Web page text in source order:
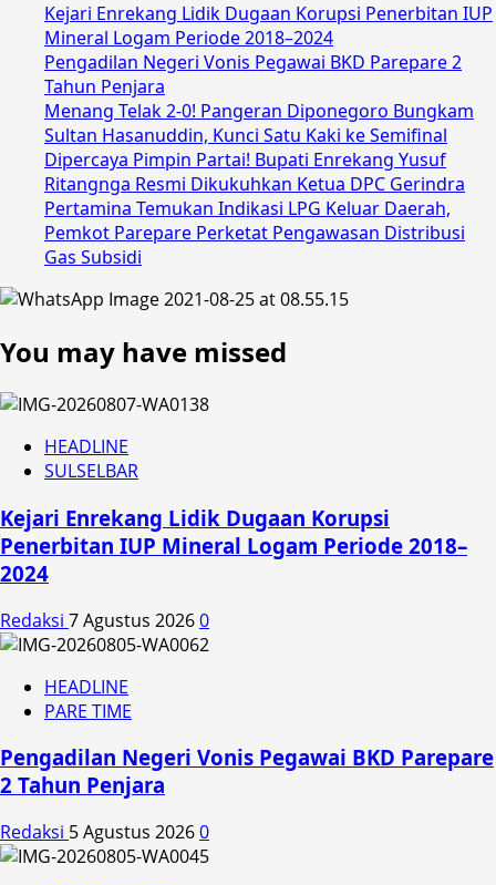
Kejari Enrekang Lidik Dugaan Korupsi Penerbitan IUP
Mineral Logam Periode 2018–2024
Pengadilan Negeri Vonis Pegawai BKD Parepare 2
Tahun Penjara
Menang Telak 2-0! Pangeran Diponegoro Bungkam
Sultan Hasanuddin, Kunci Satu Kaki ke Semifinal
Dipercaya Pimpin Partai! Bupati Enrekang Yusuf
Ritangnga Resmi Dikukuhkan Ketua DPC Gerindra
Pertamina Temukan Indikasi LPG Keluar Daerah,
Pemkot Parepare Perketat Pengawasan Distribusi
Gas Subsidi
You may have missed
HEADLINE
SULSELBAR
Kejari Enrekang Lidik Dugaan Korupsi
Penerbitan IUP Mineral Logam Periode 2018–
2024
Redaksi 7 Agustus 20260
HEADLINE
PARE TIME
Pengadilan Negeri Vonis Pegawai BKD Parepare
2 Tahun Penjara
Redaksi 5 Agustus 20260